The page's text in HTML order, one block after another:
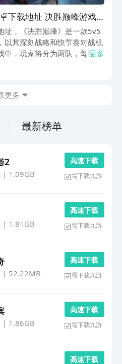
下载地址 决胜巅峰游戏
盘点
址，《决胜巅峰》是一款5v5
以其深刻战略和快节奏对战机
中，玩家将分为两队，每队5
基地。游戏不仅玩家的个人
更多
更多
最新榜单
2
| 1.09GB
高 速 下 载
需下载九游
| 1.81GB
高 速 下 载
需下载九游
| 52.22MB
高 速 下 载
需下载九游
| 1.86GB
高 速 下 载
需下载九游
高 速 下 载